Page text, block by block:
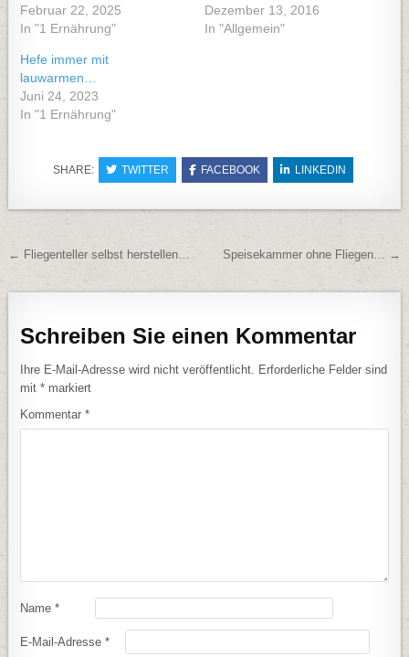
Februar 22, 2025
In "1 Ernährung"
Dezember 13, 2016
In "Allgemein"
Hefe immer mit
lauwarmen…
Juni 24, 2023
In "1 Ernährung"
SHARE: TWITTER FACEBOOK LINKEDIN
BeitragsnavigationSpeisekammer ohne Fliegen… →
← Fliegenteller selbst herstellen…
Schreiben Sie einen Kommentar
Ihre E-Mail-Adresse wird nicht veröffentlicht.
Erforderliche Felder sind
mit* markiert
Kommentar*
Name*
E-Mail-Adresse*